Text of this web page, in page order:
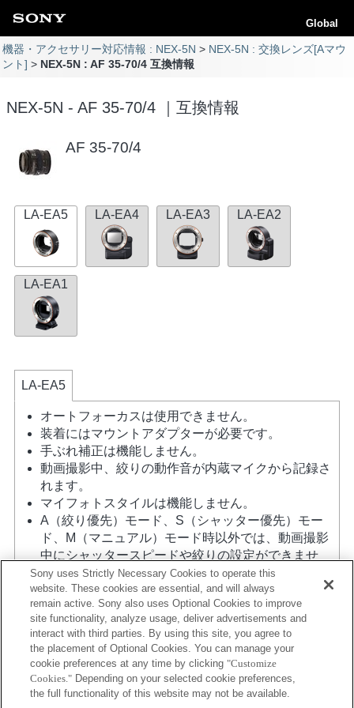
Global
機器・アクセサリー対応情報 : NEX-5N
NEX-5N : 交換レンズ[Aマウ
ント]
NEX-5N : AF 35-70/4 互換情報
NEX-5N - AF 35-70/4 ｜互換情報
AF 35-70/4
LA-EA5 LA-EA4 LA-EA3 LA-EA2
LA-EA1
LA-EA5
オートフォーカスは使用できません。
装着にはマウントアダプターが必要です。
手ぶれ補正は機能しません。
動画撮影中、絞りの動作音が内蔵マイクから記録さ
れます。
マイフォトスタイルは機能しません。
A（絞り優先）モード、S（シャッター優先）モー
ド、M（マニュアル）モード時以外では、動画撮影
中にシャッタースピードや絞りの設定ができませ
ん。
レンズ補正機能には対応していません。
撮影条件によっては画面の明るさにムラが出ること
がありますので 電子先幕シャッター機能はOFFにし
てお使いください。
マウントアダプターを使用して「Aマウントレン
ズ」を装着した場合には、ピントリングを回しても
MFアシスト機能は自動的には起動しません。 「カ
Sony uses Strictly Necessary Cookies to operate this
website. These cookies are essential, and will always
remain active. Sony also uses Optional Cookies to improve
site functionality, analyze usage, deliver advertisements and
interact with third parties. By using this site, you agree to
the placement of Optional Cookies. You can manage your
cookie preferences at any time by clicking "Customize
Cookies." Depending on your selected cookie preferences,
the full functionality of this website may not be available.